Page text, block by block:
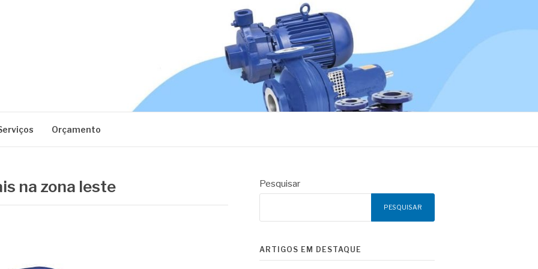
Orçamento
na zona leste Pesquisar
PESQUISAR
ARTIGOS EM DESTAQUE